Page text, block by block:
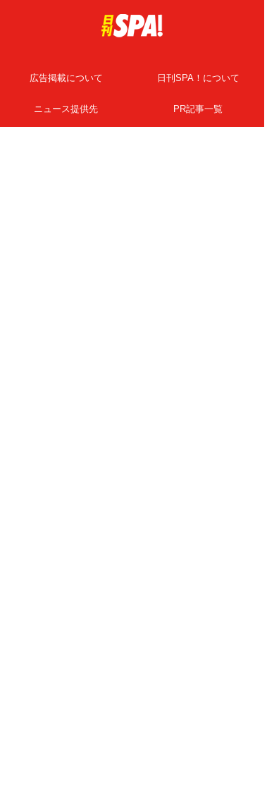
広告掲載について 日刊SPA！について
ニュース提供先 PR記事一覧